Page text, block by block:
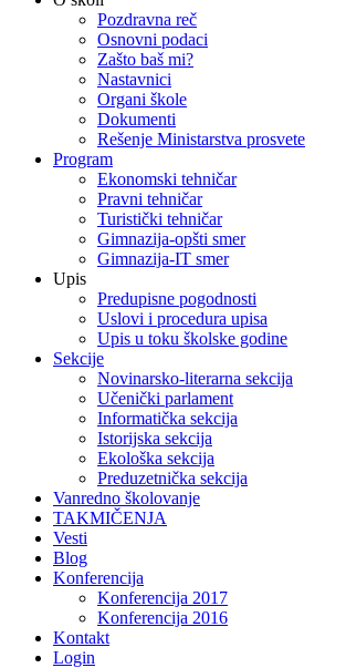
Pozdravna reč
Osnovni podaci
Zašto baš mi?
Nastavnici
Organi škole
Dokumenti
Rešenje Ministarstva prosvete
Program
Ekonomski tehničar
Pravni tehničar
Turistički tehničar
Gimnazija-opšti smer
Gimnazija-IT smer
Upis
Predupisne pogodnosti
Uslovi i procedura upisa
Upis u toku školske godine
Sekcije
Novinarsko-literarna sekcija
Učenički parlament
Informatička sekcija
Istorijska sekcija
Ekološka sekcija
Preduzetnička sekcija
Vanredno školovanje
TAKMIČENJA
Vesti
Blog
Konferencija
Konferencija 2017
Konferencija 2016
Kontakt
Login